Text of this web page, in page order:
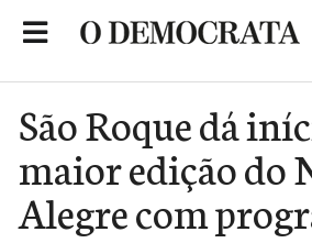
São Roque dá
maior edição do
Alegre com